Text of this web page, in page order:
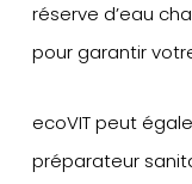
réserve d’eau
pour garantir
ecoVIT peut
préparateur